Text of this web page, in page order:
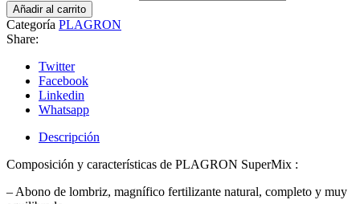
Añadir al carrito
Categoría PLAGRON
Share:
Twitter
Facebook
Linkedin
Whatsapp
Descripción
Composición y características de PLAGRON SuperMix :
– Abono de lombriz, magnífico fertilizante natural, completo y muy